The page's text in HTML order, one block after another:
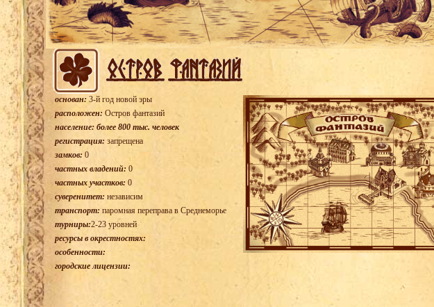
основан:3-й год новой эры
расположен: Остров фантазий
население: более 800 тыс. человек
регистрация: запрещена
замков: 0
частных владений: 0
частных участков: 0
суверенитет: независим
транспорт: паромная переправа в Среднеморье
турниры:2-23 уровней
ресурсы в окрестностях:
особенности:
городские лицензии: